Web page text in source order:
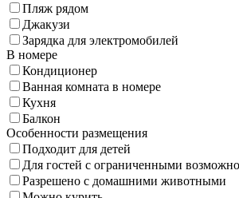
Пляж рядом
Джакузи
Зарядка для электромобилей
В номере
Кондиционер
Ванная комната в номере
Кухня
Балкон
Особенности размещения
Подходит для детей
Для гостей с ограниченными
Разрешено с домашними животными